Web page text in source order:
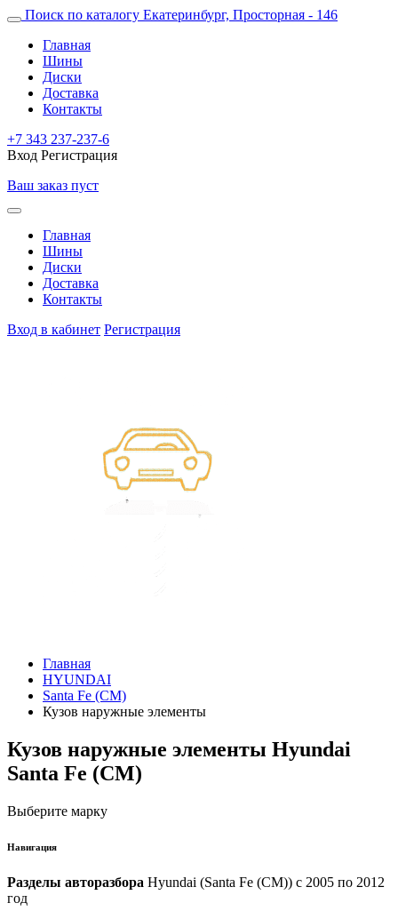
Поиск по каталогу Екатеринбург, Просторная - 146
Главная
Шины
Диски
Доставка
Контакты
+7 343 237-237-6
Вход Регистрация
Ваш заказ пуст
Главная
Шины
Диски
Доставка
Контакты
Вход в кабинет Регистрация
Главная
HYUNDAI
Santa Fe (CM)
Кузов наружные элементы
Кузов наружные элементы Hyundai
Santa Fe (CM)
Выберите марку
Навигация
Разделы авторазбора Hyundai (Santa Fe (CM)) с 2005 по 2012
год